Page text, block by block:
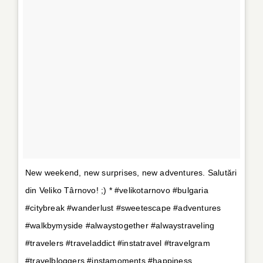
New weekend, new surprises, new adventures. Salutări
din Veliko Târnovo! ;) * #velikotarnovo #bulgaria
#citybreak #wanderlust #sweetescape #adventures
#walkbymyside #alwaystogether #alwaystraveling
#travelers #traveladdict #instatravel #travelgram
#travelbloggers #instamoments #happiness